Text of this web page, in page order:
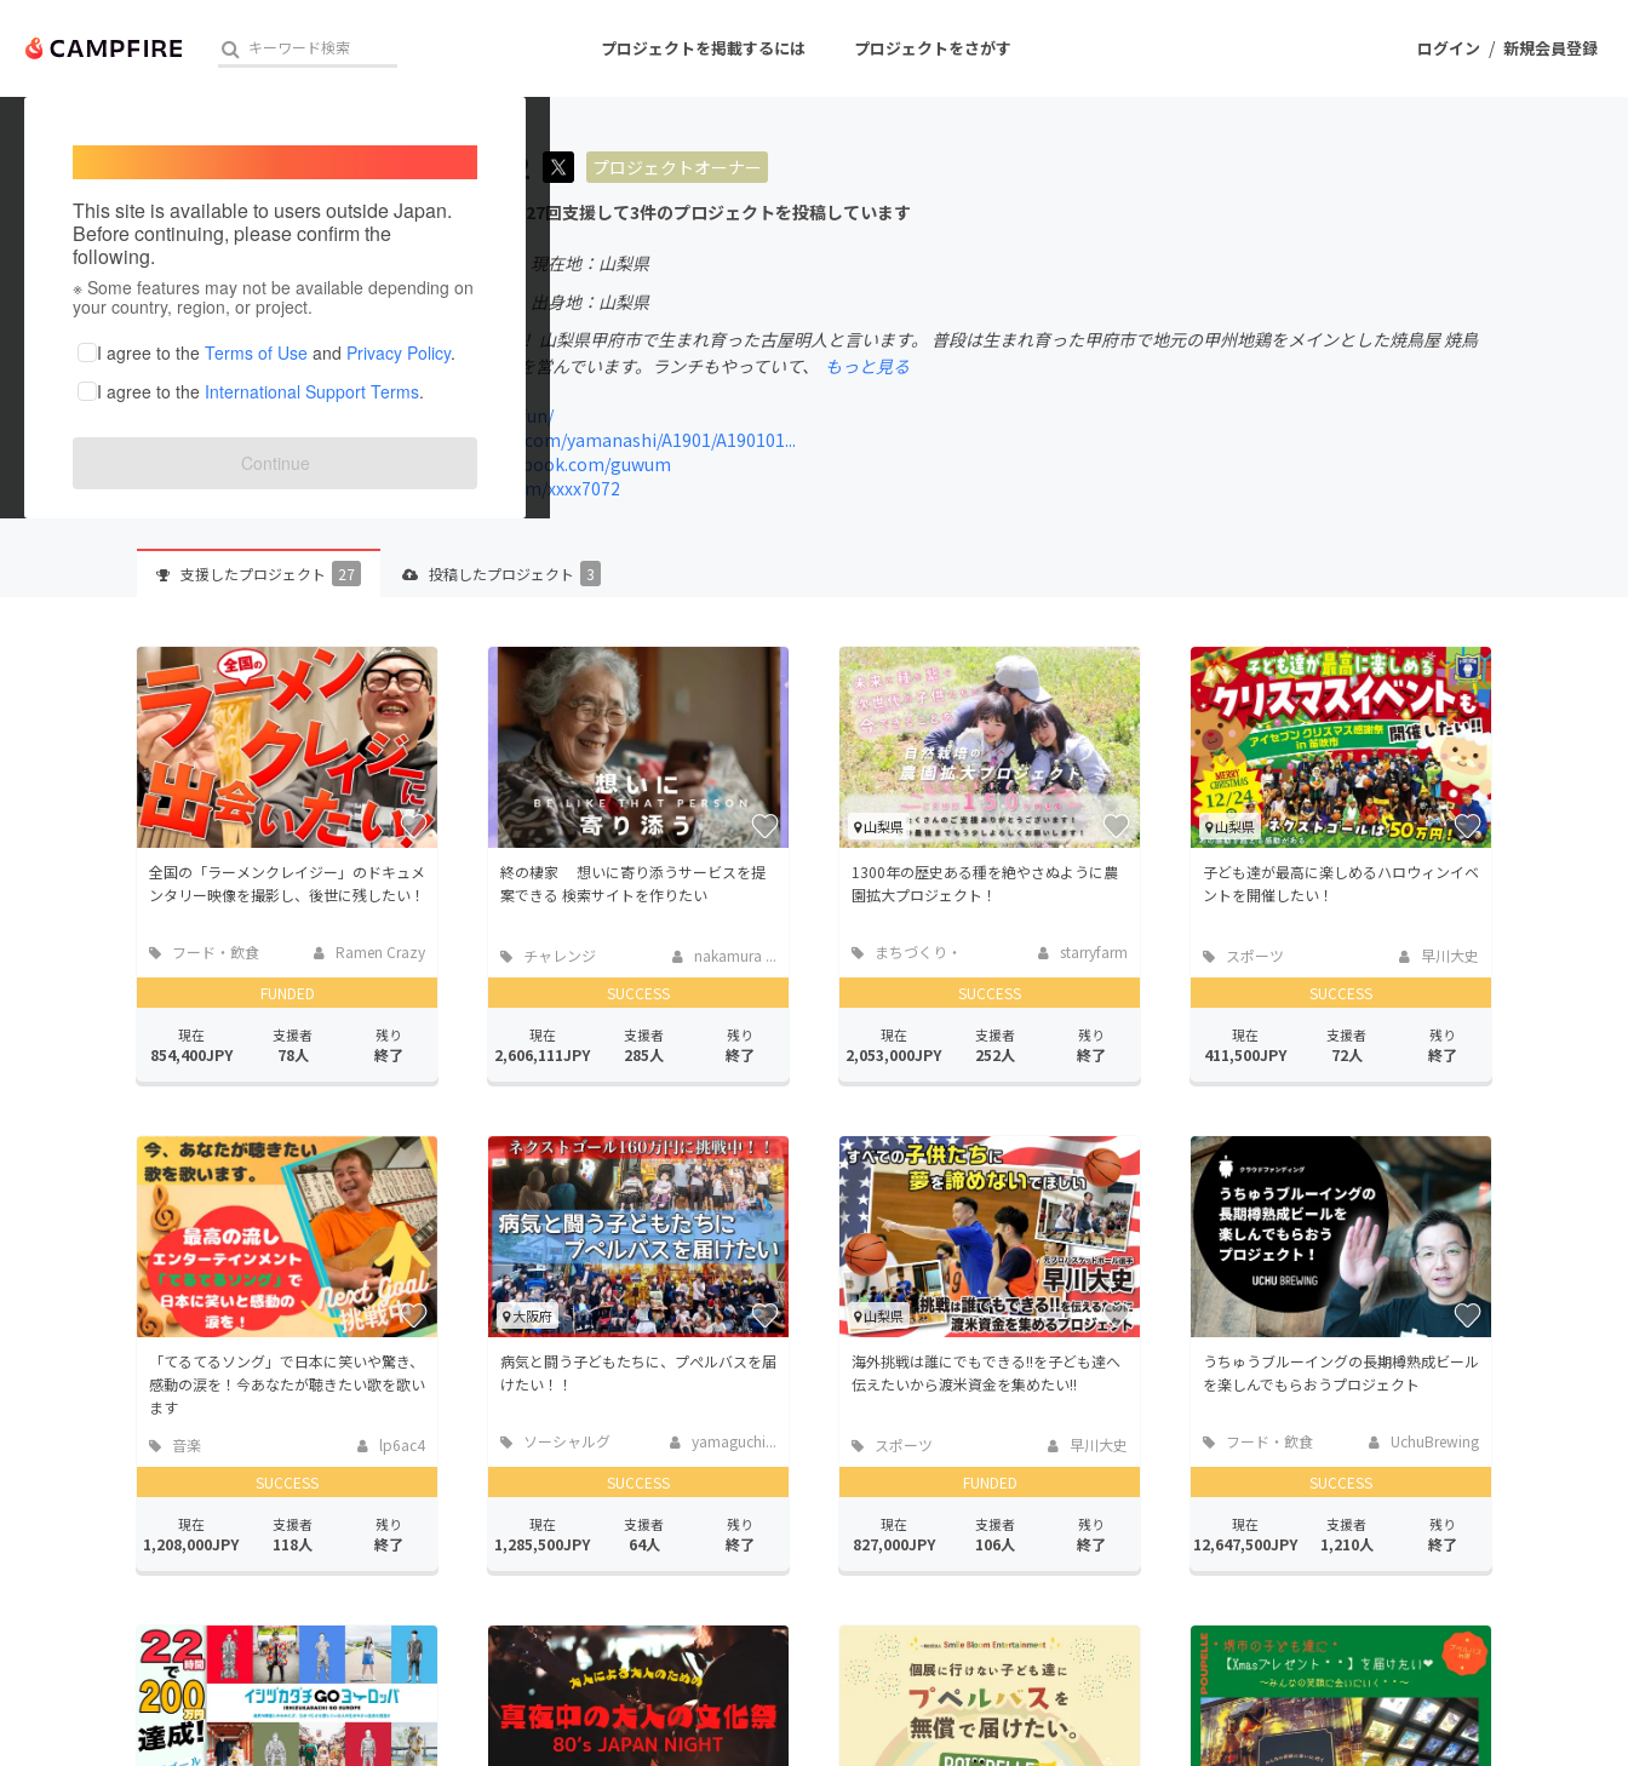
ログイン / 新規会員登録
プロジェクトを掲載するには プロジェクトをさがす
人気のプロジェクト 注目のリターン 注目の新着プロジェクト 募集終了が近いプロジェクト
アート・写真 音楽
テクノロジー・ガジェット
ゲーム・サービス開発 フード・飲食店
ファッション
映像・映画
ビジネス・起業
チャレンジ
まちづくり・地域活性化
CAMPFIRE for Social Good
This site is available to users outside Japan.
Before continuing, please confirm the
following.
※ Some features may not be available depending on
your country, region, or project.
I agree to the Terms of Use and Privacy Policy.
I agree to the International Support Terms.
Continue
Aki7072
プロジェクトオーナー
これまでに27回支援して3件のプロジェクトを投稿しています
現在地：山梨県
出身国：日本
出身地：山梨県
はじめまして！ 山梨県甲府市で生まれ育った古屋明人と言います。 普段は生まれ育った甲府市で地元の甲州地鶏をメインとした焼鳥屋 焼鳥
燈（あかり）を営んでいます。ランチもやっていて、
もっと見る
poupelle.fun/
s.tabelog.com/yamanashi/A1901/A190101...
www.facebook.com/guwum
twitter.com/xxxx7072
支援したプロジェクト 27 投稿したプロジェクト 3
全国の「ラーメンクレイジー」のドキュメ
ンタリー映像を撮影し、後世に残したい！
フード・飲食
店
Ramen Crazy
FUNDED
現在
854,400JPY
支援者
78人
残り
終了
終の棲家 想いに寄り添うサービスを提
案できる 検索サイトを作りたい
チャレンジ
nakamura ...
SUCCESS
現在
2,606,111JPY
支援者
285人
残り
終了
山梨県
1300年の歴史ある種を絶やさぬように農
園拡大プロジェクト！
まちづくり・
地域活性化
starryfarm
SUCCESS
現在
2,053,000JPY
支援者
252人
残り
終了
山梨県
子ども達が最高に楽しめるハロウィンイベ
ントを開催したい！
スポーツ
早川大史
SUCCESS
現在
411,500JPY
支援者
72人
残り
終了
「てるてるソング」で日本に笑いや驚き、
感動の涙を！今あなたが聴きたい歌を歌い
ます
音楽
lp6ac4
SUCCESS
現在
1,208,000JPY
支援者
118人
残り
終了
大阪府
病気と闘う子どもたちに、プぺルバスを届
けたい！！
ソーシャルグ
ッド
yamaguchi...
SUCCESS
現在
1,285,500JPY
支援者
64人
残り
終了
山梨県
海外挑戦は誰にでもできる!!を子ども達へ
伝えたいから渡米資金を集めたい!!
スポーツ
早川大史
FUNDED
現在
827,000JPY
支援者
106人
残り
終了
うちゅうブルーイングの長期樽熟成ビール
を楽しんでもらおうプロジェクト
フード・飲食
店
UchuBrewing
SUCCESS
現在
12,647,500JPY
支援者
1,210人
残り
終了